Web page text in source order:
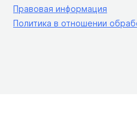
Правовая информация
Политика в отношении